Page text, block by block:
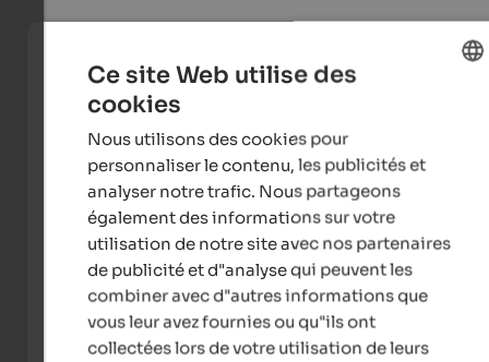
Latemar Mountain race
Ce site Web utilise des
cookies
Nous utilisons des cookies pour
personnaliser le contenu, les publicités et
analyser notre trafic. Nous partageons
également des informations sur votre
utilisation de notre site avec nos partenaires
de publicité et d"analyse qui peuvent les
combiner avec d"autres informations que
vous leur avez fournies ou qu"ils ont
collectées lors de votre utilisation de leurs